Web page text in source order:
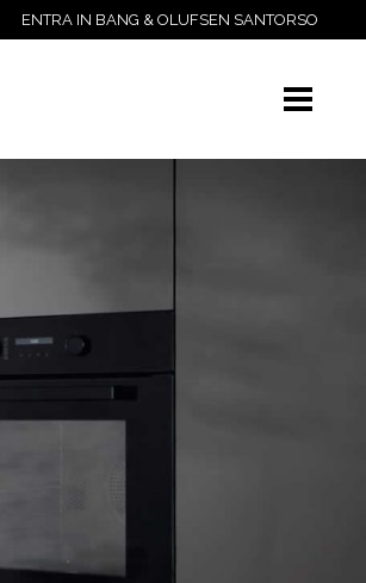
ENTRA IN BANG & OLUFSEN SANTORSO